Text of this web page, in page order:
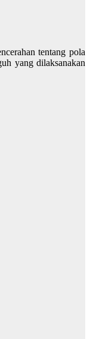
tentang pola
yang dilaksanakan